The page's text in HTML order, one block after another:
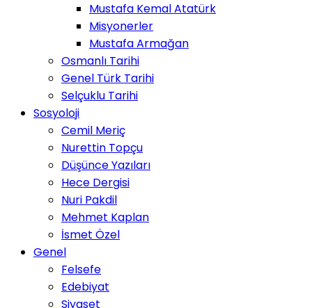
Mustafa Kemal Atatürk
Misyonerler
Mustafa Armağan
Osmanlı Tarihi
Genel Türk Tarihi
Selçuklu Tarihi
Sosyoloji
Cemil Meriç
Nurettin Topçu
Düşünce Yazıları
Hece Dergisi
Nuri Pakdil
Mehmet Kaplan
İsmet Özel
Genel
Felsefe
Edebiyat
Siyaset